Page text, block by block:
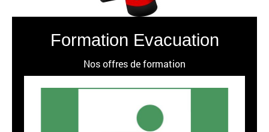
Formation Evacuation
Nos offres de formation